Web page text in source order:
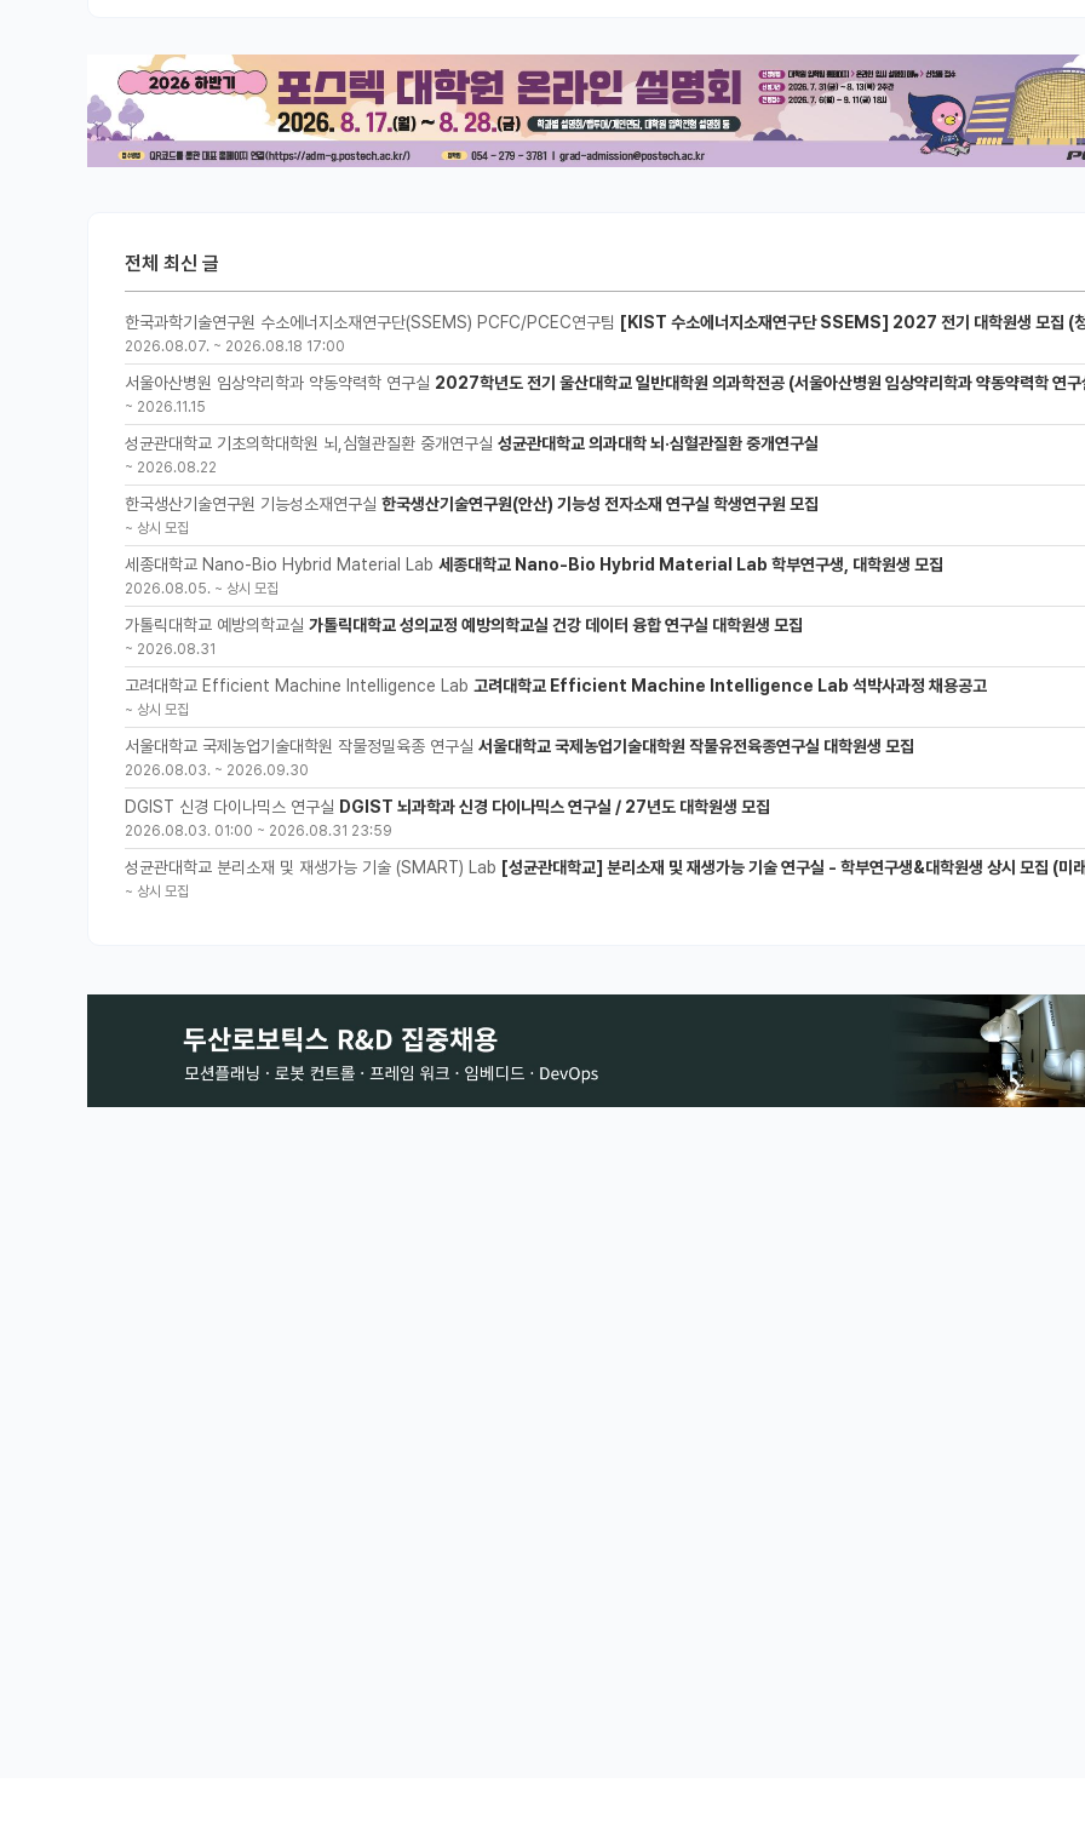
전체 최신 글
한국과학기술연구원 수소에너지소재연구단(SSEMS) PCFC/PCEC연구팀 [KIST 수소에너지소재연구단 SSEMS] 2027 전기 대학원생 모집 (청정수소 생산/활용을 위한 프로톤
2026.08.07. ~ 2026.08.18 17:00
서울아산병원 임상약리학과 약동약력학 연구실 2027학년도 전기 울산대학교 일반대학원 의과학전공 (서울아산병원 임상약리학과 약동약력학 연구실) 대학원생
~ 2026.11.15
성균관대학교 기초의학대학원 뇌,심혈관질환 중개연구실 성균관대학교 의과대학 뇌·심혈관질환 중개연구실
~ 2026.08.22
한국생산기술연구원 기능성소재연구실 한국생산기술연구원(안산) 기능성 전자소재 연구실 학생연구원 모집
~ 상시 모집
세종대학교 Nano-Bio Hybrid Material Lab 세종대학교 Nano-Bio Hybrid Material Lab 학부연구생, 대학원생 모집
2026.08.05. ~ 상시 모집
가톨릭대학교 예방의학교실 가톨릭대학교 성의교정 예방의학교실 건강 데이터 융합 연구실 대학원생 모집
~ 2026.08.31
고려대학교 Efficient Machine Intelligence Lab 고려대학교 Efficient Machine Intelligence Lab 석박사과정 채용공고
~ 상시 모집
서울대학교 국제농업기술대학원 작물정밀육종 연구실 서울대학교 국제농업기술대학원 작물유전육종연구실 대학원생 모집
2026.08.03. ~ 2026.09.30
DGIST 신경 다이나믹스 연구실 DGIST 뇌과학과 신경 다이나믹스 연구실 / 27년도 대학원생 모집
2026.08.03. 01:00 ~ 2026.08.31 23:59
성균관대학교 분리소재 및 재생가능 기술 (SMART) Lab [성균관대학교] 분리소재 및 재생가능 기술 연구실 - 학부연구생&대학원생 상시 모집 (미래에
~ 상시 모집